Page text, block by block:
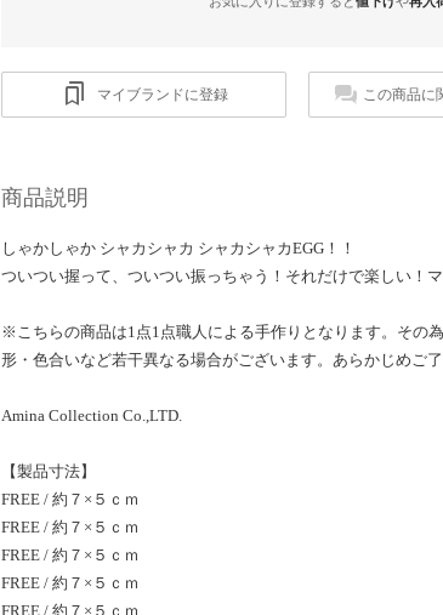
マイブランドに登録 この商品に
商品説明
しゃかしゃか シャカシャカ シャカシャカEGG！！
ついつい握って、ついつい振っちゃう！それだけで楽しい！
※こちらの商品は1点1点職人による手作りとなります。その
形・色合いなど若干異なる場合がございます。あらかじめご了
Amina Collection Co.,LTD.
【製品寸法】
FREE / 約７×５ｃｍ
FREE / 約７×５ｃｍ
FREE / 約７×５ｃｍ
FREE / 約７×５ｃｍ
FREE / 約７×５ｃｍ